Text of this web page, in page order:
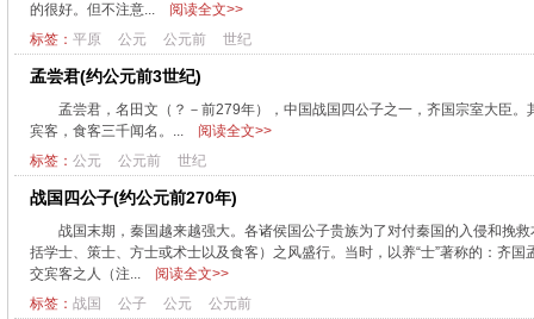
的很好。但不注意...
阅读全文>>
标签： 平原 公元 公元前 世纪
孟尝君(约公元前3世纪)
孟尝君，名田文（？－前279年），中国战国四公子之一，齐国宗室大臣
宾客，食客三千闻名。...
阅读全文>>
标签： 公元 公元前 世纪
战国四公子(约公元前270年)
战国末期，秦国越来越强大。各诸侯国公子贵族为了对付秦国的入侵和挽
括学士、策士、方士或术士以及食客）之风盛行。当时，以养“士”著称的：齐
交宾客之人（注...
阅读全文>>
标签： 战国 公子 公元 公元前